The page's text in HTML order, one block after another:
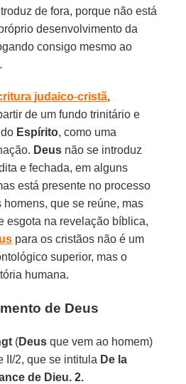
de fora, porque não está
desenvolvimento da
consigo mesmo ao
judaico-cristã,
de um fundo trinitário e
Espírito, como uma
Deus não se introduz
e fechada, em alguns
está presente no processo
que se reúne, mas
esgota na revelação bíblica,
para os cristãos não é um
superior, mas o
humana.
de Deus
(Deus que vem ao homem)
II/2, que se intitula De la
de Dieu. 2.